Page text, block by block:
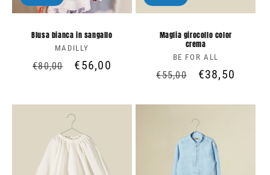
Blusa bianca in sangallo
Produttore:
MADILLY
Prezzo
€80,00
Prezzo
€56,00
Maglia girocollo color
crema
Produttore:
BE FOR ALL
Prezzo
listino
€55,00
Prezzo
€38,50